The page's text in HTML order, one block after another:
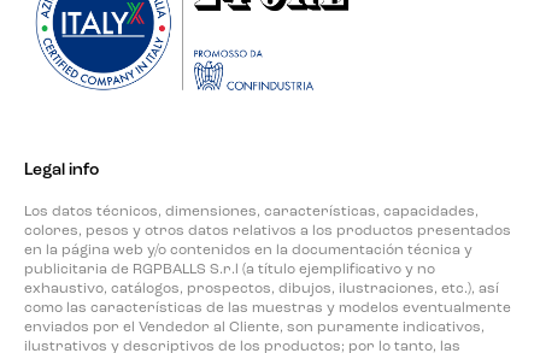
Legal info
Los datos técnicos, dimensiones, características, capacidades,
colores, pesos y otros datos relativos a los productos presentados
en la página web y/o contenidos en la documentación técnica y
publicitaria de RGPBALLS S.r.l (a título ejemplificativo y no
exhaustivo, catálogos, prospectos, dibujos, ilustraciones, etc.), así
como las características de las muestras y modelos eventualmente
enviados por el Vendedor al Cliente, son puramente indicativos,
ilustrativos y descriptivos de los productos; por lo tanto, las